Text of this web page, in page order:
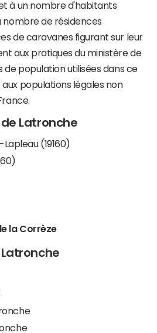
à un nombre d'habitants
nombre de résidences
de caravanes figurant sur leur
aux pratiques du ministère de
de population utilisées dans ce
populations légales non
Latronche
(19160)
la Corrèze
Latronche